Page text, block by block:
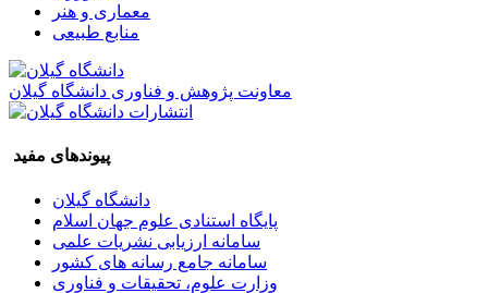
معماری و هنر
منابع طبیعی
معاونت پژوهش و فناوری دانشگاه گیلان
پیوندهای مفید
دانشگاه گیلان
پایگاه استنادی علوم جهان اسلام
سامانه ارزیابی نشریات علمی
سامانه جامع رسانه های کشور
وزارت علوم، تحقیقات و فناوری